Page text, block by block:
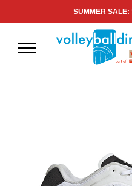
SUMMER SALE: